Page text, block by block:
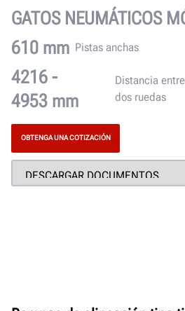
GATOS NEUMÁTICOS
610 mm Pistas anchas
4216 -
4953 mm
Distancia
dos ruedas
OBTENGA UNA COTIZACIÓN